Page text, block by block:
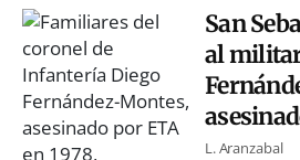
San
al
L. Aranzabal